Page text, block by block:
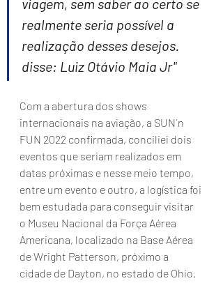
realmente seria possível a
realização desses desejos.
disse: Luiz Otávio Maia Jr"
Com a abertura dos shows
internacionais na aviação, a SUN´n
FUN 2022 confirmada, conciliei dois
eventos que seriam realizados em
datas próximas e nesse meio tempo,
entre um evento e outro, a logística foi
bem estudada para conseguir visitar
o Museu Nacional da Força Aérea
Americana, localizado na Base Aérea
de Wright Patterson, próximo a
cidade de Dayton, no estado de Ohio.